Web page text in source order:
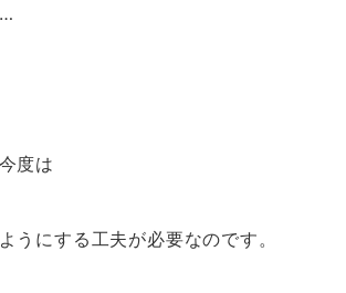
度は
うにする工夫が必要なのです。